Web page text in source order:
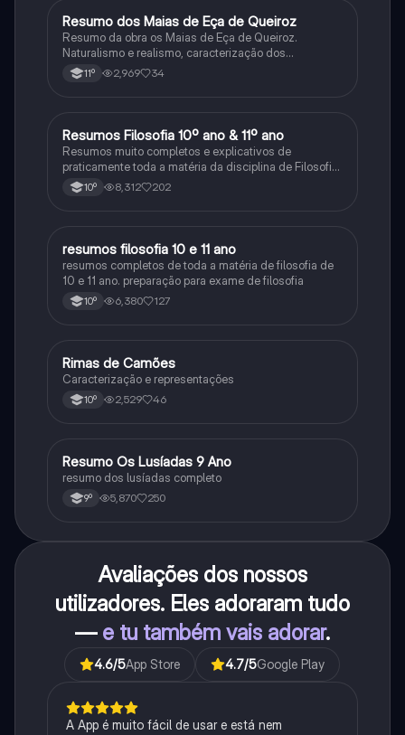
Português
Resumo dos Maias de Eça de Queiroz
Resumo da obra os Maias de Eça de Queiroz.
Naturalismo e realismo, caracterização dos
personagens e contexto histórico.
11º 2,969 34
Filosofia
Resumos Filosofia 10º ano & 11º ano
Resumos muito completos e explicativos de
praticamente toda a matéria da disciplina de Filosofia
10º 8,312 202
Filosofia
resumos filosofia 10 e 11 ano
resumos completos de toda a matéria de filosofia de
10 e 11 ano. preparação para exame de filosofia
10º 6,380 127
Português
Rimas de Camões
Caracterização e representações
10º 2,529 46
Português
Resumo Os Lusíadas 9 Ano
resumo dos lusíadas completo
9º 5,870 250
Avaliações dos nossos
utilizadores. Eles adoraram tudo
— e tu também vais adorar.
4.6/5App Store 4.7/5Google Play
A App é muito fácil de usar e está nem